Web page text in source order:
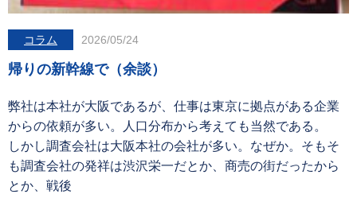
コラム 2026/05/24
帰りの新幹線で（余談）
弊社は本社が大阪であるが、仕事は東京に拠点がある企業
からの依頼が多い。人口分布から考えても当然である。
しかし調査会社は大阪本社の会社が多い。なぜか。そもそ
も調査会社の発祥は渋沢栄一だとか、商売の街だったから
とか、戦後